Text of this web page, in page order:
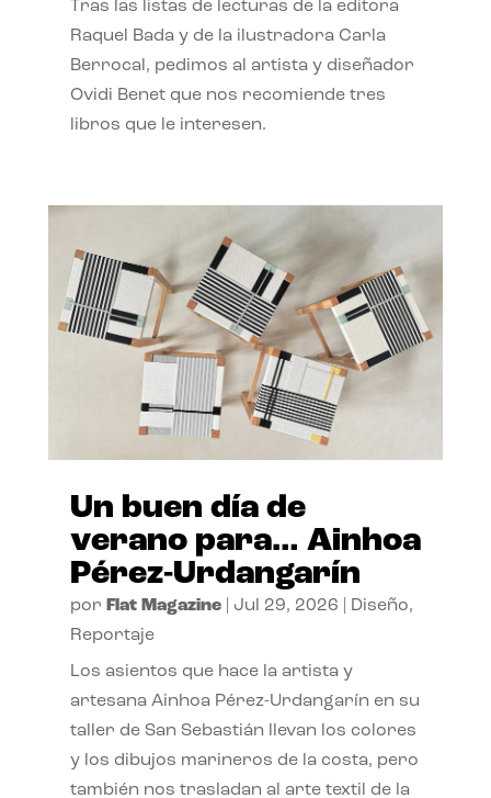
Tras las listas de lecturas de la editora
Raquel Bada y de la ilustradora Carla
Berrocal, pedimos al artista y diseñador
Ovidi Benet que nos recomiende tres
libros que le interesen.
Un buen día de
verano para… Ainhoa
Pérez-Urdangarín
por Flat Magazine| Jul 29, 2026 Diseño,
Reportaje
Los asientos que hace la artista y
artesana Ainhoa Pérez-Urdangarín en su
taller de San Sebastián llevan los colores
y los dibujos marineros de la costa, pero
también nos trasladan al arte textil de la